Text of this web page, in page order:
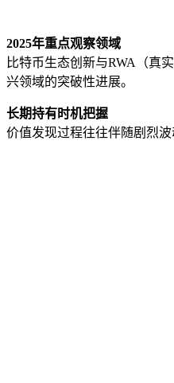
2025年重点观察领域
比特币生态创新与RWA（真
兴领域的突破性进展。
长期持有时机把握
价值发现过程往往伴随剧烈